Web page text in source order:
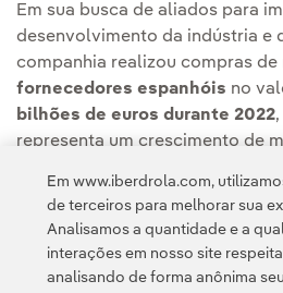
Em sua busca de aliados para
desenvolvimento da indústria e
companhia realizou compras de
fornecedores espanhóis no
bilhões de euros durante 2022
representa um crescimento de
Em www.iberdrola.com,
de terceiros para melhorar sua
Analisamos a quantidade e a
interações em nosso site
analisando de forma anônima